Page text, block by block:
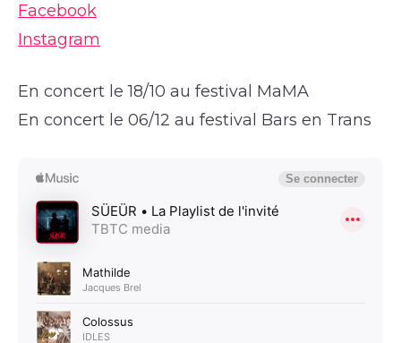
Facebook
Instagram
En concert le 18/10 au festival MaMA
En concert le 06/12 au festival Bars en Trans